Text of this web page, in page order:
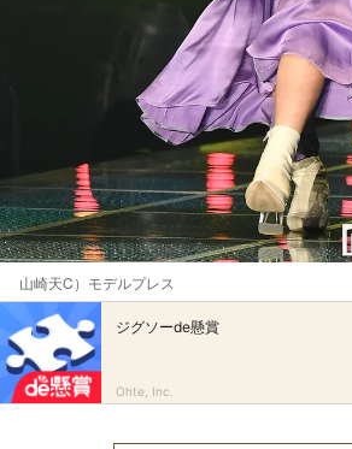
山崎天C）モデルプレス
ジグソーde懸賞
Ohte, Inc.